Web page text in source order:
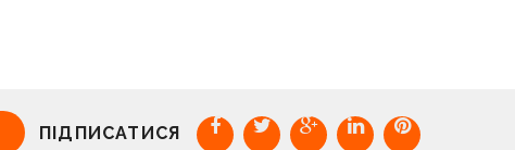
ПІДПИСАТИСЯ